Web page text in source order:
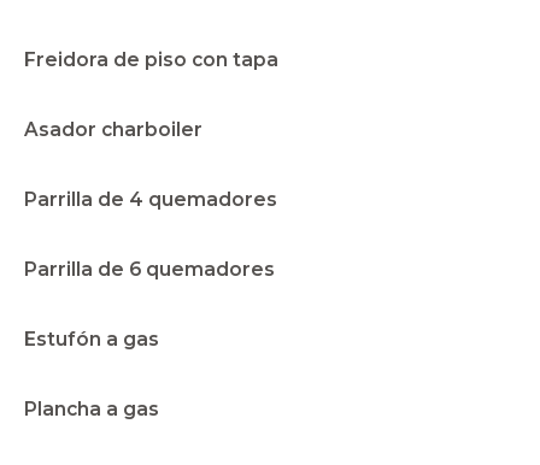
Freidora de piso con tapa
Asador charboiler
Parrilla de 4 quemadores
Parrilla de 6 quemadores
Estufón a gas
Plancha a gas